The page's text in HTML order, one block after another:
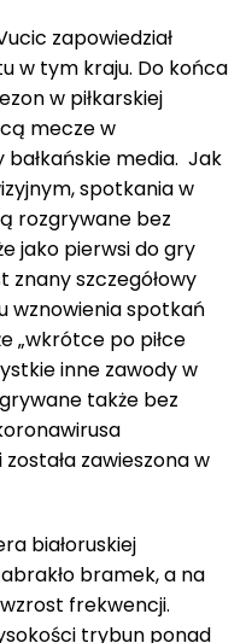
zapowiedział
w tym kraju. Do końca
w piłkarskiej
mecze w
media. Jak
spotkania w
rozgrywane bez
jako pierwsi do gry
znany szczegółowy
wznowienia spotkań
„wkrótce po piłce
inne zawody w
także bez
zawieszona w
białoruskiej
bramek, a na
frekwencji.
trybun ponad